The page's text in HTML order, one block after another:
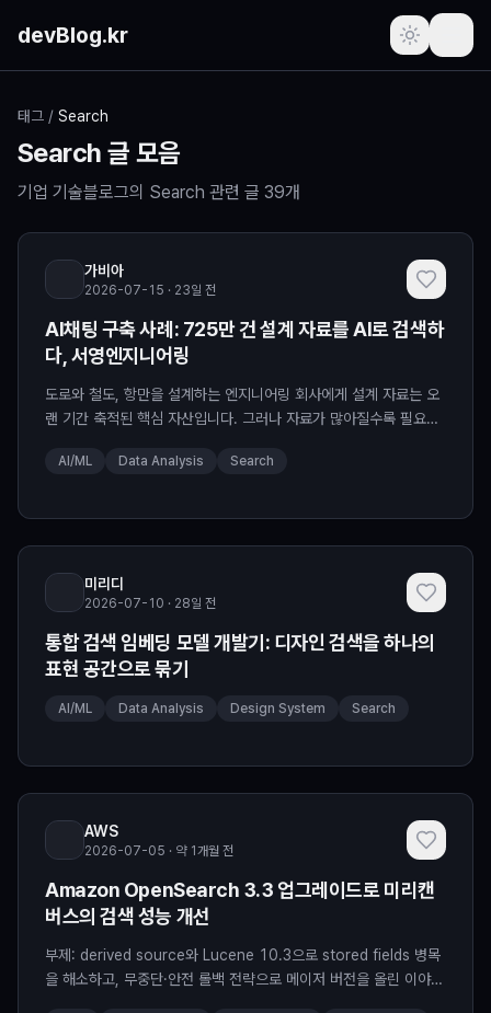
devBlog.kr
포스트
주간 인기글
즐겨찾기 (로그인 필요)
프로필 (로그인 필요)
새로운 소식
태그 / Search
Search 글 모음
기업 기술블로그의 Search 관련 글 39개
가비아
2026-07-15 · 23일 전
AI채팅 구축 사례: 725만 건 설계 자료를 AI로 검색하
다, 서영엔지니어링
도로와 철도, 항만을 설계하는 엔지니어링 회사에게 설계 자료는 오
랜 기간 축적된 핵심 자산입니다. 그러나 자료가 많아질수록 필요한
AI/ML Data Analysis Search
미리디
2026-07-10 · 28일 전
통합 검색 임베딩 모델 개발기: 디자인 검색을 하나의
표현 공간으로 묶기
AI/ML Data Analysis Design System Search
AWS
2026-07-05 · 약 1개월 전
Amazon OpenSearch 3.3 업그레이드로 미리캔
버스의 검색 성능 개선
부제: derived source와 Lucene 10.3으로 stored fields 병목
을 해소하고, 무중단·안전 롤백 전략으로 메이저 버전을 올린 이야기